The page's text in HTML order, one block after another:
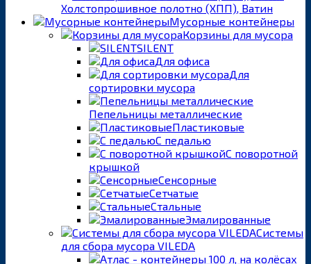
Холстопрошивное полотно (ХПП), Ватин
Мусорные контейнеры
Корзины для мусора
SILENT
Для офиса
Для
сортировки мусора
Пепельницы металлические
Пластиковые
С педалью
С поворотной
крышкой
Сенсорные
Сетчатые
Стальные
Эмалированные
Системы
для сбора мусора VILEDA